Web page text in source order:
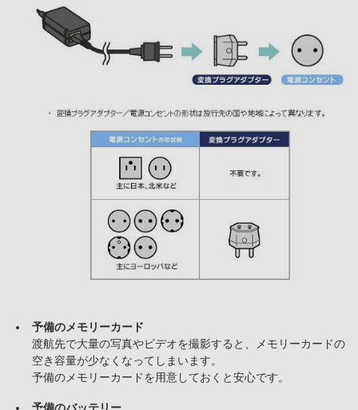
予備のメモリーカード
渡航先で大量の写真やビデオを撮影すると、メモリーカードの
空き容量が少なくなってしまいます。
予備のメモリーカードを用意しておくと安心です。